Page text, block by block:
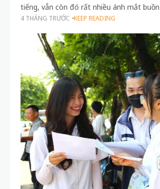
tiếng, vẫn còn đó rất nhiều ánh mắt buồn
4 THÁNG TRƯỚC KEEP READING